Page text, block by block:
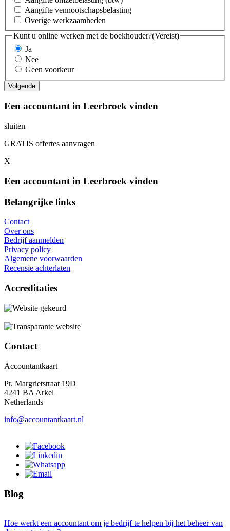
Aangifte vennootschapsbelasting
Overige werkzaamheden
Kunt u online werken met de boekhouder?(Vereist)
Ja
Nee
Geen voorkeur
Een accountant in Leerbroek vinden
sluiten
GRATIS offertes aanvragen
X
Een accountant in Leerbroek vinden
Belangrijke links
Contact
Over ons
Bedrijf aanmelden
Privacy policy
Algemene voorwaarden
Recensie achterlaten
Accreditaties
Contact
Accountantkaart
Pr. Margrietstraat 19D
4241 BA Arkel
Netherlands
info@accountantkaart.nl
Blog
Hoe werkt een accountant om je bedrijf te helpen bij het beheer van